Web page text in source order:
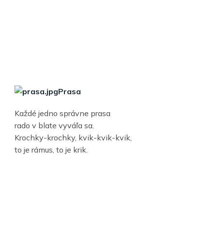
Prasa
Každé jedno správne prasa
rado v blate vyváľa sa.
Krochky-krochky, kvik-kvik-kvik,
to je rámus, to je krik.